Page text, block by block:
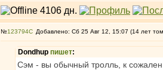
№123794 Добавлено: Сб 25 Авг 12, 15:07 (14 лет
Dondhup пишет:
Сэм - вы обычный тролль, к